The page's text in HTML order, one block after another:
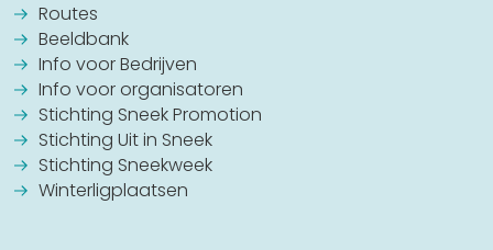
Routes
Beeldbank
Info voor Bedrijven
Info voor organisatoren
Stichting Sneek Promotion
Stichting Uit in Sneek
Stichting Sneekweek
Winterligplaatsen